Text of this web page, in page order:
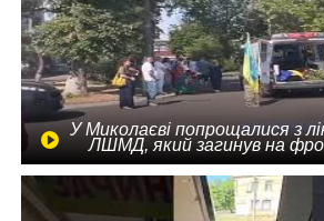
У Миколаєві попрощалися з
ЛШМД, який загинув на